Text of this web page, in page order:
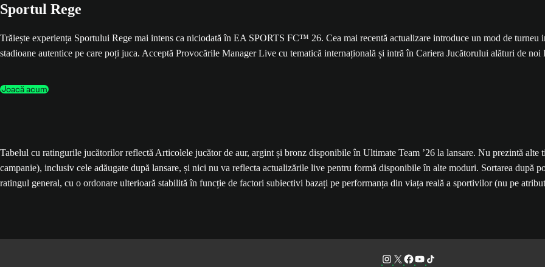
Sportul Rege
Trăiește experiența Sportului Rege mai intens ca niciodată în EA SPORTS FC™ 26. Cea mai recentă actualizare introduce un mod de
stadioane autentice pe care poți juca. Acceptă Provocările Manager Live cu tematică internațională și intră în Cariera Jucătorului alături de
Joacă acum
Tabelul cu ratingurile jucătorilor reflectă Articolele jucător de aur, argint și bronz disponibile în Ultimate Team ’26 la lansare. Nu prezintă
campanie), inclusiv cele adăugate după lansare, și nici nu va reflecta actualizările live pentru formă disponibile în alte moduri. Sortarea după
ratingul general, cu o ordonare ulterioară stabilită în funcție de factori subiectivi bazați pe performanța din viața reală a sportivilor (nu pe